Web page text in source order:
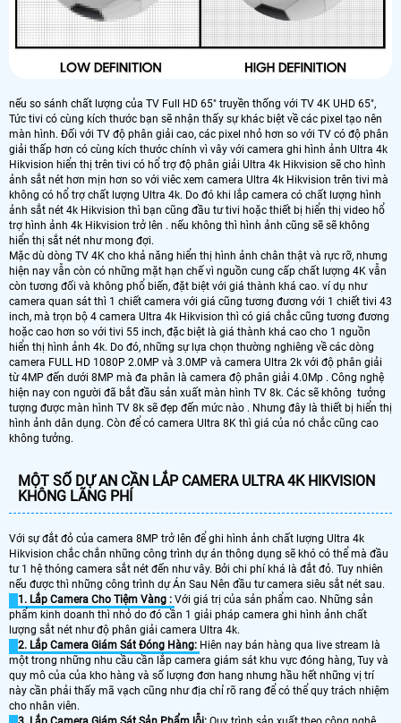
nếu so sánh chất lượng của TV Full HD 65" truyền thống với TV 4K UHD 65",
Tức tivi có cùng kích thước bạn sẽ nhận thấy sự khác biệt về các pixel tạo nên
màn hình. Đối với TV độ phân giải cao, các pixel nhỏ hơn so với TV có độ phân
giải thấp hơn có cùng kích thước chính vì vây với camera ghi hình ảnh Ultra 4k
Hikvision hiển thị trên tivi có hổ trợ độ phân giải Ultra 4k Hikvision sẽ cho hình
ảnh sắt nét hơn mịn hơn so với viêc xem camera Ultra 4k Hikvision trên tivi mà
không có hổ trợ chất lượng Ultra 4k. Do đó khi lắp camera có chất lượng hình
ảnh sắt nét 4k Hikvision thì bạn cũng đầu tư tivi hoặc thiết bị hiển thị video hổ
trợ hình ảnh 4k Hikvision trở lên . nếu không thì hình ảnh cũng sẽ sẽ không
hiển thị sắt nét như mong đợi.
Mặc dù dòng TV 4K cho khả năng hiển thị hình ảnh chân thật và rực rỡ, nhưng
hiện nay vẫn còn có những mặt hạn chế vì nguồn cung cấp chất lượng 4K vẫn
còn tương đối và không phổ biến, đặt biệt với giá thành khá cao. ví dụ như
camera quan sát thì 1 chiết camera với giá cũng tương đương với 1 chiết tivi 43
inch, mà trọn bộ 4 camera Ultra 4k Hikvision thì có giá chắc cũng tương đương
hoặc cao hơn so với tivi 55 inch, đặc biệt là giá thành khá cao cho 1 nguồn
hiển thị hình ảnh 4k. Do đó, những sự lựa chọn thường nghiêng về các dòng
camera FULL HD 1080P 2.0MP và 3.0MP và camera Ultra 2k với độ phân giải
từ 4MP đến dưới 8MP mà đa phân là camera độ phân giải 4.0Mp . Công nghệ
hiện nay con người đã bắt đầu sản xuất màn hình TV 8k. Các sẽ không tưởng
tượng được màn hình TV 8k sẽ đẹp đến mức nào . Nhưng đây là thiết bị hiển thị
hình ảnh dân dụng. Còn để có camera Ultra 8K thì giá của nó chắc cũng cao
không tưởng.
MỘT SỐ DỰ AN CẦN LẮP CAMERA ULTRA 4K HIKVISION
KHÔNG LÃNG PHÍ
Với sự đắt đỏ của camera 8MP trở lên để ghi hình ảnh chất lượng Ultra 4k
Hikvision chắc chắn những công trình dự án thông dụng sẽ khó có thể mà đầu
tư 1 hệ thóng camera sắt nét đến như vây. Bởi chi phí khá là đắt đỏ. Tuy nhiên
nếu được thì những công trình dự Án Sau Nên đầu tư camera siêu sắt nét sau.
1. Lắp Camera Cho Tiệm Vàng : Với giá trị của sản phẩm cao. Những sản
phẩm kinh doanh thì nhỏ do đó cần 1 giải pháp camera ghi hình ảnh chất
lượng sắt nét như độ phân giải camera Ultra 4k.
2. Lắp Camera Giám Sát Đóng Hàng: Hiên nay bán hàng qua live stream là
một trong những nhu cầu cần lắp camera giám sát khu vực đóng hàng, Tuy và
quy mô của của kho hàng và số lượng đơn hang nhưng hầu hết những vị trí
này cần phải thấy mã vạch cũng như địa chỉ rõ rang để có thể quy trách nhiệm
cho nhân viên.